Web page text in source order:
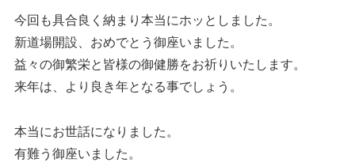
今回も具合良く納まり本当にホッとしました。
新道場開設、おめでとう御座いました。
益々の御繁栄と皆様の御健勝をお祈りいたします。
来年は、より良き年となる事でしょう。
本当にお世話になりました。
有難う御座いました。